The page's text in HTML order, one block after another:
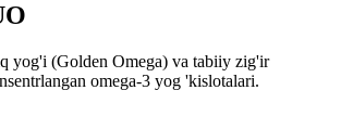
yog'i (Golden Omega) va tabiiy zig'ir
omega-3 yog 'kislotalari.